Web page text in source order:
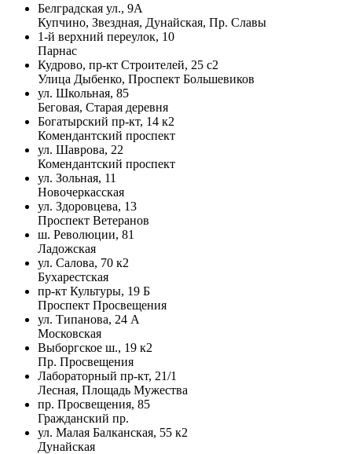
Белградская ул., 9А
Купчино, Звездная, Дунайская, Пр. Славы
1-й верхний переулок, 10
Парнас
Кудрово, пр-кт Строителей, 25 с2
Улица Дыбенко, Проспект Большевиков
ул. Школьная, 85
Беговая, Старая деревня
Богатырский пр-кт, 14 к2
Комендантский проспект
ул. Шаврова, 22
Комендантский проспект
ул. Зольная, 11
Новочеркасская
ул. Здоровцева, 13
Проспект Ветеранов
ш. Революции, 81
Ладожская
ул. Салова, 70 к2
Бухарестская
пр-кт Культуры, 19 Б
Проспект Просвещения
ул. Типанова, 24 А
Московская
Выборгское ш., 19 к2
Пр. Просвещения
Лабораторный пр-кт, 21/1
Лесная, Площадь Мужества
пр. Просвещения, 85
Гражданский пр.
ул. Малая Балканская, 55 к2
Дунайская